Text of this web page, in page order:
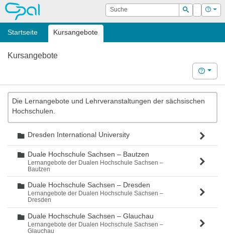
OPAL Suche
Suchen
Login Hilfe
Startseite Kursangebote
Kursangebote
Hilfe
Die Lernangebote und Lehrveranstaltungen der sächsischen
Hochschulen.
Ordner
Dresden International University
Ordner
Duale Hochschule Sachsen – Bautzen
Lernangebote der Dualen Hochschule Sachsen –
Bautzen
Ordner
Duale Hochschule Sachsen – Dresden
Lernangebote der Dualen Hochschule Sachsen –
Dresden
Ordner
Duale Hochschule Sachsen – Glauchau
Lernangebote der Dualen Hochschule Sachsen –
Glauchau